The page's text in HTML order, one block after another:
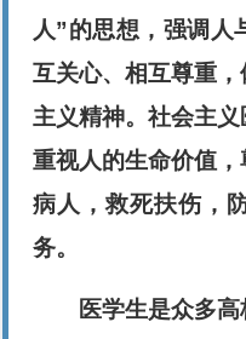
人”的思想，强调人
互关心、相互尊重
主义精神。社会主
重视人的生命价值
病人，救死扶伤，
务。
医学生是众多